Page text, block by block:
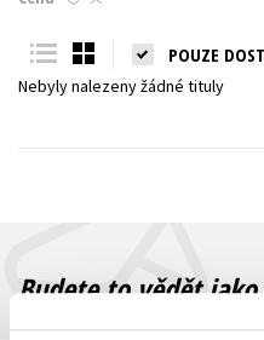
Young adult (SK)
POUZE
Nebyly nalezeny žádné tituly
Budete to vědět
Zajímá Vás, jaký knižní hit právě